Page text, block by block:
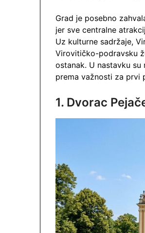
Grad je posebno
jer sve centralne
Uz kulturne sadržaje,
Virovitičko-podravsku
ostanak. U nastavku
prema važnosti za prvi
1. Dvorac